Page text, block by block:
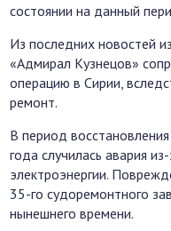
состоянии на данный
Из последних новостей
«Адмирал Кузнецов»
операцию в Сирии,
ремонт.
В период
года случилась авария
электроэнергии.
35-го судоремонтного
нынешнего времени.